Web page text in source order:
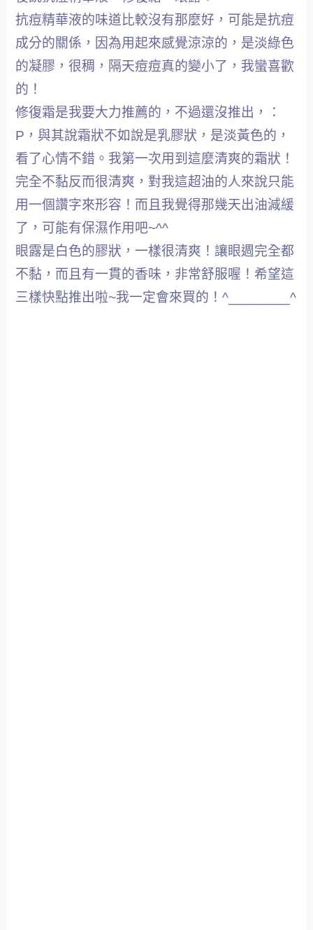
抗痘精華液的味道比較沒有那麼好，可能是抗痘
成分的關係，因為用起來感覺涼涼的，是淡綠色
的凝膠，很稠，隔天痘痘真的變小了，我蠻喜歡
的！
修復霜是我要大力推薦的，不過還沒推出，：
P，與其說霜狀不如說是乳膠狀，是淡黃色的，
看了心情不錯。我第一次用到這麼清爽的霜狀！
完全不黏反而很清爽，對我這超油的人來說只能
用一個讚字來形容！而且我覺得那幾天出油減緩
了，可能有保濕作用吧~^^
眼露是白色的膠狀，一樣很清爽！讓眼週完全都
不黏，而且有一貫的香味，非常舒服喔！希望這
三樣快點推出啦~我一定會來買的！^________^